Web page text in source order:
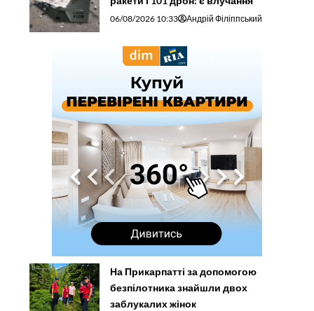
06/08/2026 10:33 Андрій Філіппський
На Прикарпатті за допомогою
безпілотника знайшли двох
заблукалих жінок